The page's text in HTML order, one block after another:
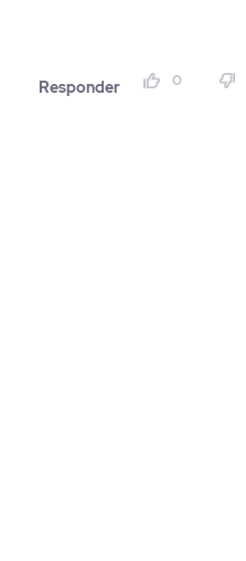
Responder 0